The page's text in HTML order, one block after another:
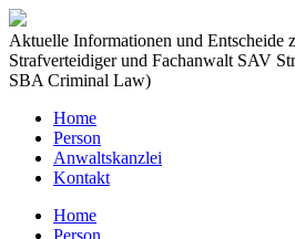
Aktuelle Informationen und Entscheide
Strafverteidiger und Fachanwalt SAV
SBA Criminal Law)
Home
Person
Anwaltskanzlei
Kontakt
Home
Person